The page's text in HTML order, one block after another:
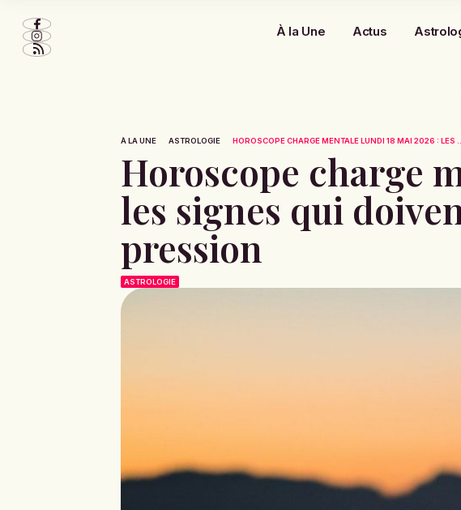
À la Une Actus
À LA UNE ASTROLOGIE HOROSCOPE CHARGE MENTALE LUNDI 18 MAI 2026 : LES ...
Horoscope charge
les signes qui
pression
ASTROLOGIE